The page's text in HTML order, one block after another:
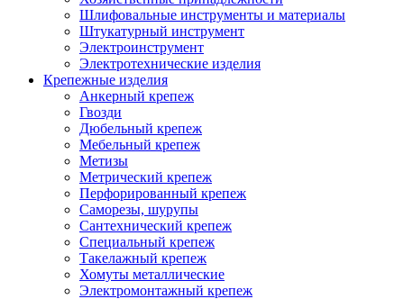
Шлифовальные инструменты и материалы
Штукатурный инструмент
Электроинструмент
Электротехнические изделия
Крепежные изделия
Анкерный крепеж
Гвозди
Дюбельный крепеж
Мебельный крепеж
Метизы
Метрический крепеж
Перфорированный крепеж
Саморезы, шурупы
Сантехнический крепеж
Специальный крепеж
Такелажный крепеж
Хомуты металлические
Электромонтажный крепеж